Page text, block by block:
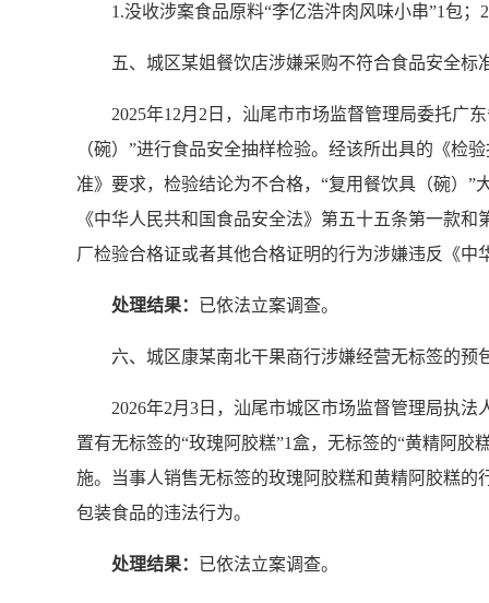
1.没收涉案食品原料“李亿浩汼肉风味小串”1包
五、城区某姐餐饮店涉嫌采购不符合食品安全
2025年12月2日，汕尾市市场监督管理局委托广
（碗）”进行食品安全抽样检验。经该所出具的《检
准》要求，检验结论为不合格，“复用餐饮具（碗）”
《中华人民共和国食品安全法》第五十五条第一款
厂检验合格证或者其他合格证明的行为涉嫌违反《
处理结果： 已依法立案调查。
六、城区康某南北干果商行涉嫌经营无标签的预
2026年2月3日，汕尾市城区市场监督管理局执
置有无标签的“玫瑰阿胶糕”1盒，无标签的“黄精阿
施。当事人销售无标签的玫瑰阿胶糕和黄精阿胶糕
包装食品的违法行为。
处理结果： 已依法立案调查。